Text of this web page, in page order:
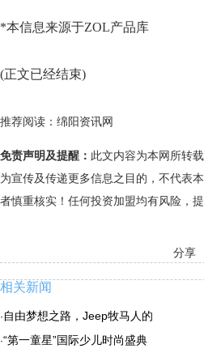
*本信息来源于ZOL产品库
(正文已经结束)
推荐阅读： 绵阳资讯网
免责声明及提醒： 此文内容为本网所转
为宣传及传递更多信息之目的，不代表
者慎重核实！任何投资加盟均有风险，
分享
相关新闻
· 自由梦想之路，Jeep牧马人的
·“第一童星”国际少儿时尚盛典